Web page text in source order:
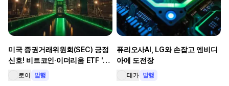
미국 증권거래위원회(SEC) 긍정
신호! 비트코인·이더리움 ETF '현
물 상환' 도입 현실화?
로이 발행
퓨리오사AI, LG와 손잡고 엔비디
아에 도전장
테카 발행